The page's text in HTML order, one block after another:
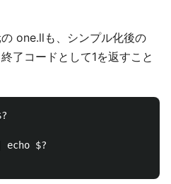
one.llも、シンプル化後の
了コードとして1を返すこと
$?